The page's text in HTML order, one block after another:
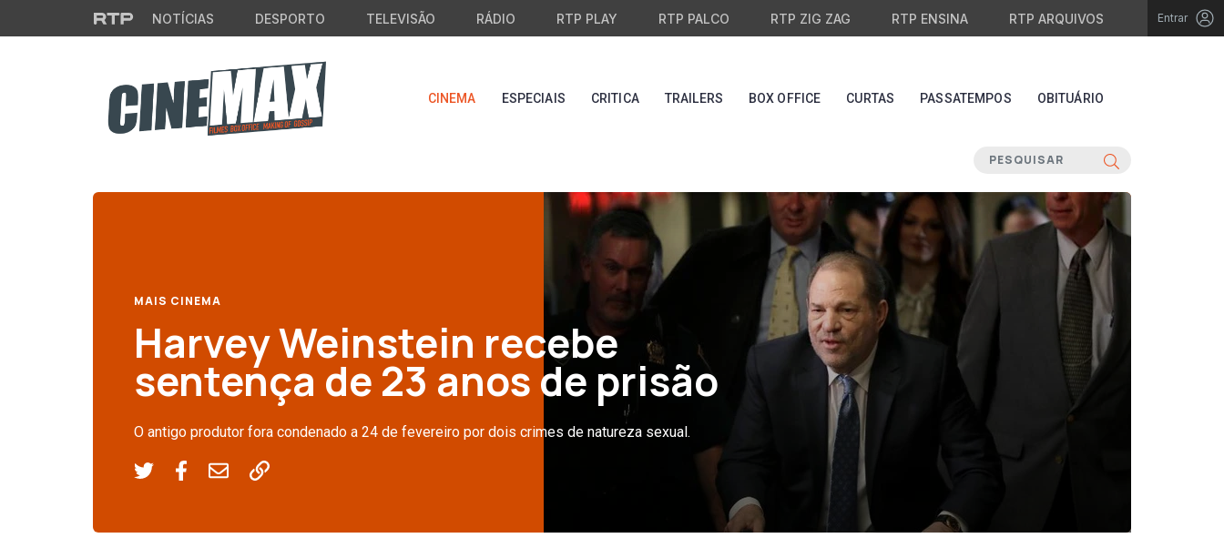
Saltar para o conteúdo principal
NOTÍCIAS DESPORTO TELEVISÃO RÁDIO RTP PLAY RTP PALCO RTP ZIG ZAG RTP ENSINA RTP ARQUIVOS Entrar
CINEMA ESPECIAIS CRITICA TRAILERS BOX OFFICE CURTAS PASSATEMPOS OBITUÁRIO
MAIS CINEMA
Harvey Weinstein recebe
sentença de 23 anos de prisão
O antigo produtor fora condenado a 24 de fevereiro por dois crimes de natureza sexual.